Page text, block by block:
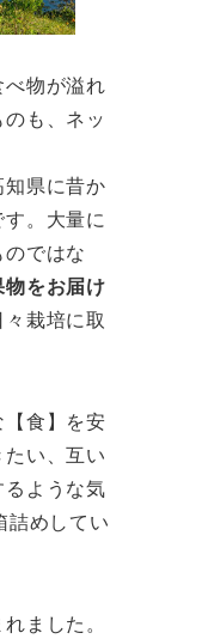
物が溢れ
も、ネッ
県に昔か
。大量に
ではな
をお届け
栽培に取
食】を安
い、互い
ような気
詰めしてい
ました。